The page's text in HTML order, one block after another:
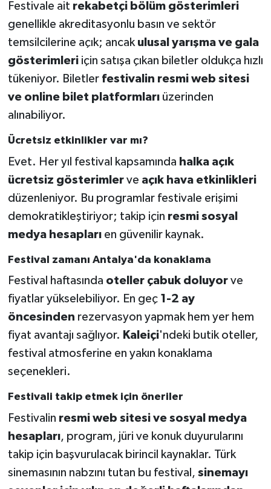
Festivale ait rekabetçi bölüm gösterimleri
genellikle akreditasyonlu basın ve sektör
temsilcilerine açık; ancak ulusal yarışma ve gala
gösterimleriiçin satışa çıkan biletler oldukça hızlı
tükeniyor. Biletler festivalin resmi web sitesi
ve online bilet platformlarıüzerinden
alınabiliyor.
Ücretsiz etkinlikler var mı?
Evet. Her yıl festival kapsamında halka açık
ücretsiz gösterimlerve açık hava etkinlikleri
düzenleniyor. Bu programlar festivale erişimi
demokratikleştiriyor; takip için resmi sosyal
medya hesaplarıen güvenilir kaynak.
Festival zamanı Antalya'da konaklama
Festival haftasında oteller çabuk doluyorve
fiyatlar yükselebiliyor. En geç 1-2 ay
öncesinden rezervasyon yapmak hem yer hem
fiyat avantajı sağlıyor. Kaleiçi'ndeki butik oteller,
festival atmosferine en yakın konaklama
seçenekleri.
Festivali takip etmek için öneriler
Festivalin resmi web sitesi ve sosyal medya
hesapları, program, jüri ve konuk duyurularını
takip için başvurulacak birincil kaynaklar. Türk
sinemasının nabzını tutan bu festival, sinemayı